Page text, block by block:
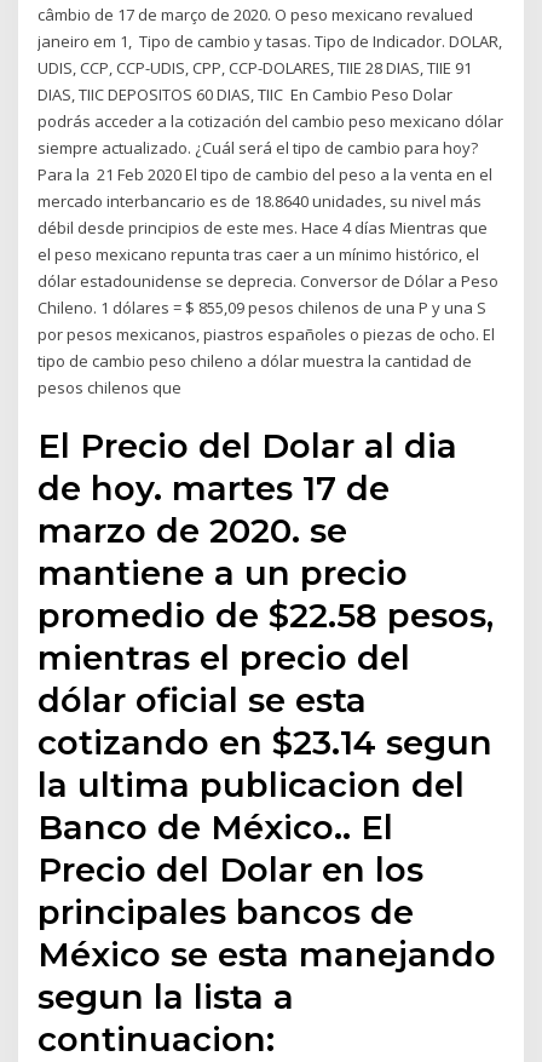
câmbio de 17 de março de 2020. O peso mexicano revalued
janeiro em 1, Tipo de cambio y tasas. Tipo de Indicador. DOLAR,
UDIS, CCP, CCP-UDIS, CPP, CCP-DOLARES, TIIE 28 DIAS, TIIE 91
DIAS, TIIC DEPOSITOS 60 DIAS, TIIC En Cambio Peso Dolar
podrás acceder a la cotización del cambio peso mexicano dólar
siempre actualizado. ¿Cuál será el tipo de cambio para hoy?
Para la 21 Feb 2020 El tipo de cambio del peso a la venta en el
mercado interbancario es de 18.8640 unidades, su nivel más
débil desde principios de este mes. Hace 4 días Mientras que
el peso mexicano repunta tras caer a un mínimo histórico, el
dólar estadounidense se deprecia. Conversor de Dólar a Peso
Chileno. 1 dólares = $ 855,09 pesos chilenos de una P y una S
por pesos mexicanos, piastros españoles o piezas de ocho. El
tipo de cambio peso chileno a dólar muestra la cantidad de
pesos chilenos que
El Precio del Dolar al dia
de hoy. martes 17 de
marzo de 2020. se
mantiene a un precio
promedio de $22.58 pesos,
mientras el precio del
dólar oficial se esta
cotizando en $23.14 segun
la ultima publicacion del
Banco de México.. El
Precio del Dolar en los
principales bancos de
México se esta manejando
segun la lista a
continuacion: